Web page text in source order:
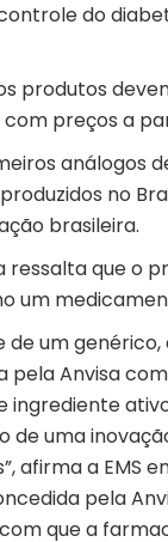
do
produtos
preços a
análogos
no
brasileira.
ressalta que o
um
um genérico,
pela Anvisa
ingrediente
de uma
afirma a EMS
pela
que a